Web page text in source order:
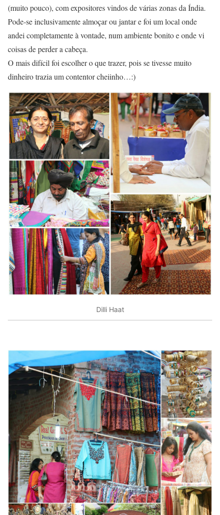
(muito pouco), com expositores vindos de várias zonas da Índia.
Pode-se inclusivamente almoçar ou jantar e foi um local onde
andei completamente à vontade, num ambiente bonito e onde vi
coisas de perder a cabeça.
O mais difícil foi escolher o que trazer, pois se tivesse muito
dinheiro trazia um contentor cheiinho…:)
Dilli Haat